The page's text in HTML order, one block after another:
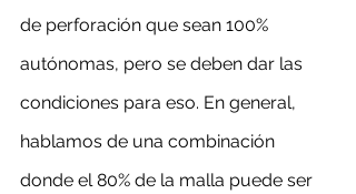
de perforación que sean 100%
autónomas, pero se deben dar las
condiciones para eso. En general,
hablamos de una combinación
donde el 80% de la malla puede ser